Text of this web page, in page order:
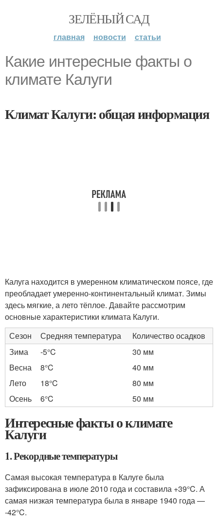
ЗЕЛЁНЫЙ САД
главная новости статьи
Какие интересные факты о
климате Калуги
Климат Калуги: общая информация
Калуга находится в умеренном климатическом поясе, где
преобладает умеренно-континентальный климат. Зимы
здесь мягкие, а лето тёплое. Давайте рассмотрим
основные характеристики климата Калуги.
Сезон
Средняя температура
Количество осадков
Зима
-5°C
30 мм
Весна
8°C
40 мм
Лето
18°C
80 мм
Осень
6°C 50 мм
Интересные факты о климате
Калуги
1. Рекордные температуры
Самая высокая температура в Калуге была
зафиксирована в июле 2010 года и составила +39°C. А
самая низкая температура была в январе 1940 года —
-42°C.